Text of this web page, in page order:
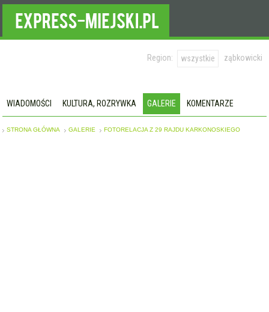
Region: wszystkie ząbkowicki
WIADOMOŚCI KULTURA, ROZRYWKA GALERIE KOMENTARZE
STRONA GŁÓWNA GALERIE FOTORELACJA Z 29 RAJDU KARKONOSKIEGO